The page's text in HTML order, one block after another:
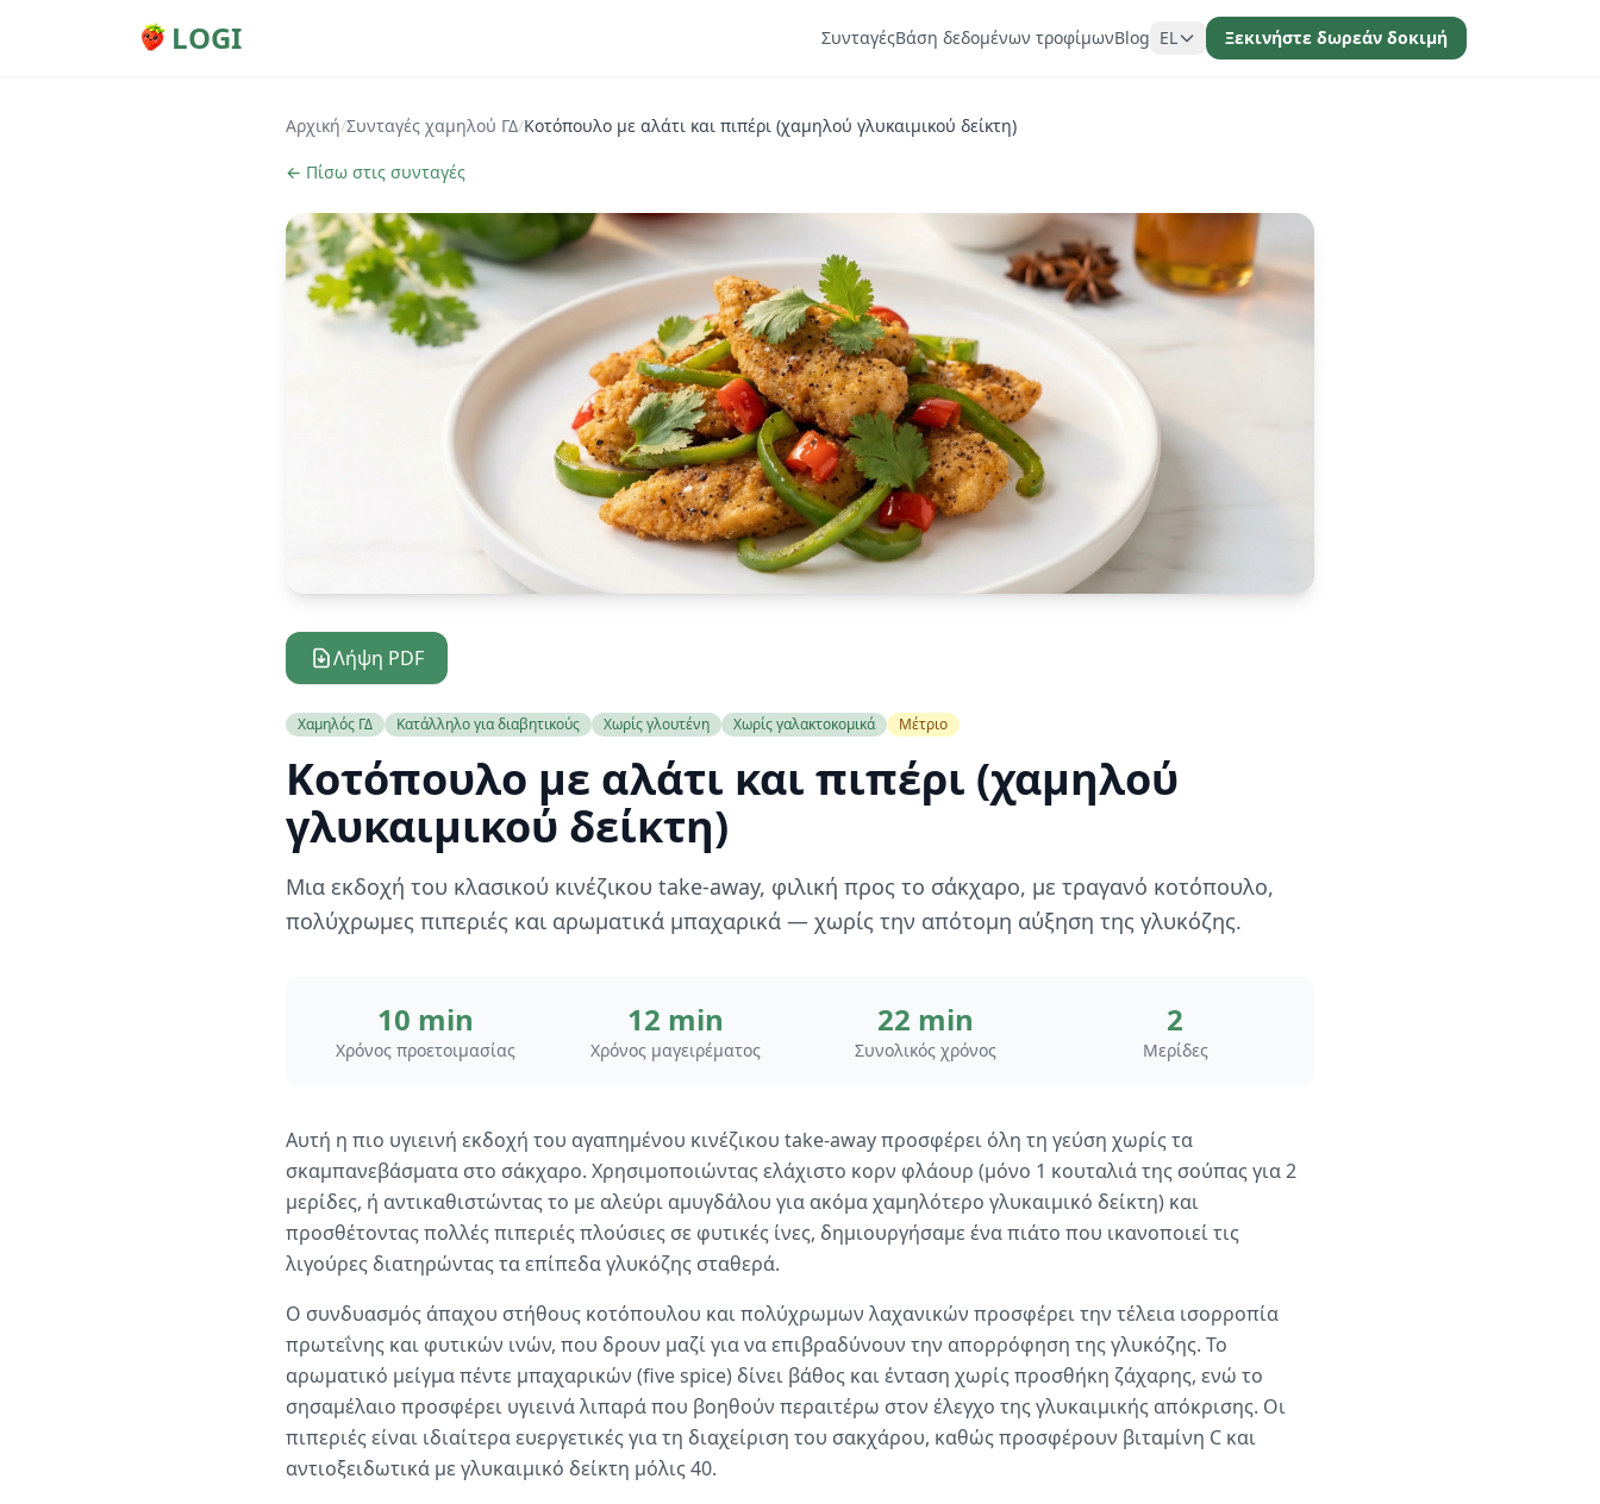
LOGI ΣυνταγέςΒάση δεδομένων τροφίμωνBlog EL Ξεκινήστε δωρεάν δοκιμή
Αρχική/Συνταγές χαμηλού ΓΔ/Κοτόπουλο με αλάτι και πιπέρι (χαμηλού γλυκαιμικού δείκτη)
← Πίσω στις συνταγές
Λήψη PDF
Χαμηλός ΓΔ Κατάλληλο για διαβητικούς Χωρίς γλουτένη Χωρίς γαλακτοκομικά Μέτριο
Κοτόπουλο με αλάτι και πιπέρι (χαμηλού
γλυκαιμικού δείκτη)
Μια εκδοχή του κλασικού κινέζικου take-away, φιλική προς το σάκχαρο, με τραγανό κοτόπουλο,
πολύχρωμες πιπεριές και αρωματικά μπαχαρικά — χωρίς την απότομη αύξηση της γλυκόζης.
10 min
Χρόνος προετοιμασίας
12 min
Χρόνος μαγειρέματος
22 min
Συνολικός χρόνος
2
Μερίδες
Αυτή η πιο υγιεινή εκδοχή του αγαπημένου κινέζικου take-away προσφέρει όλη τη γεύση χωρίς τα
σκαμπανεβάσματα στο σάκχαρο. Χρησιμοποιώντας ελάχιστο κορν φλάουρ (μόνο 1 κουταλιά της σούπας για 2
μερίδες, ή αντικαθιστώντας το με αλεύρι αμυγδάλου για ακόμα χαμηλότερο γλυκαιμικό δείκτη) και
προσθέτοντας πολλές πιπεριές πλούσιες σε φυτικές ίνες, δημιουργήσαμε ένα πιάτο που ικανοποιεί τις
λιγούρες διατηρώντας τα επίπεδα γλυκόζης σταθερά.
Ο συνδυασμός άπαχου στήθους κοτόπουλου και πολύχρωμων λαχανικών προσφέρει την τέλεια ισορροπία
πρωτεΐνης και φυτικών ινών, που δρουν μαζί για να επιβραδύνουν την απορρόφηση της γλυκόζης. Το
αρωματικό μείγμα πέντε μπαχαρικών (five spice) δίνει βάθος και ένταση χωρίς προσθήκη ζάχαρης, ενώ το
σησαμέλαιο προσφέρει υγιεινά λιπαρά που βοηθούν περαιτέρω στον έλεγχο της γλυκαιμικής απόκρισης. Οι
πιπεριές είναι ιδιαίτερα ευεργετικές για τη διαχείριση του σακχάρου, καθώς προσφέρουν βιταμίνη C και
αντιοξειδωτικά με γλυκαιμικό δείκτη μόλις 40.